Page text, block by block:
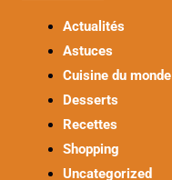
Actualités
Astuces
Cuisine du monde
Desserts
Recettes
Shopping
Uncategorized